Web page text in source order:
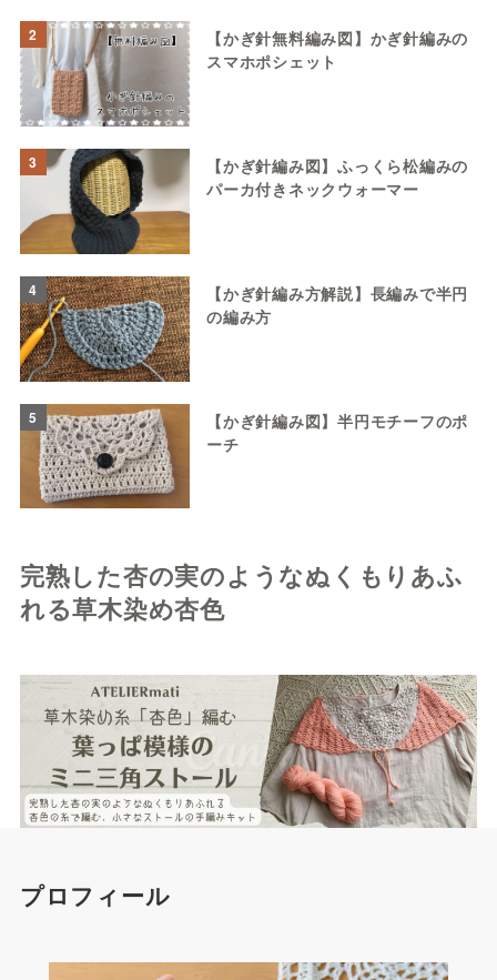
2
【かぎ針無料編み図】かぎ針編みの
スマホポシェット
3
【かぎ針編み図】ふっくら松編みの
パーカ付きネックウォーマー
4
【かぎ針編み方解説】長編みで半円
の編み方
5
【かぎ針編み図】半円モチーフのポ
ーチ
完熟した杏の実のようなぬくもりあふ
れる草木染め杏色
プロフィール